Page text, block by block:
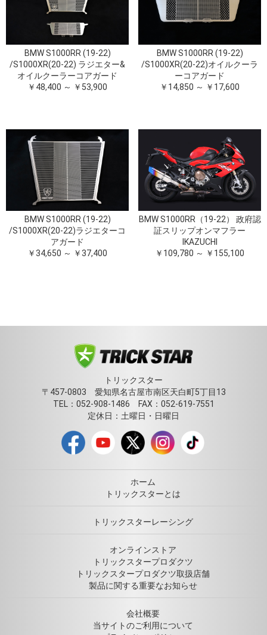
BMW S1000RR (19-22)
/S1000XR(20-22) ラジエター&
オイルクーラーコアガード
￥48,400 ～ ￥53,900
BMW S1000RR (19-22)
/S1000XR(20-22)オイルクーラ
ーコアガード
￥14,850 ～ ￥17,600
BMW S1000RR (19-22)
/S1000XR(20-22)ラジエターコ
アガード
￥34,650 ～ ￥37,400
BMW S1000RR（19-22） 政府認
証スリップオンマフラー
IKAZUCHI
￥109,780 ～ ￥155,100
トリックスター
〒457-0803 愛知県名古屋市南区天白町5丁目13
TEL：052-908-1486 FAX：052-619-7551
定休日：土曜日・日曜日
ホーム
トリックスターとは
トリックスターレーシング
オンラインストア
トリックスタープロダクツ
トリックスタープロダクツ取扱店舗
製品に関する重要なお知らせ
会社概要
当サイトのご利用について